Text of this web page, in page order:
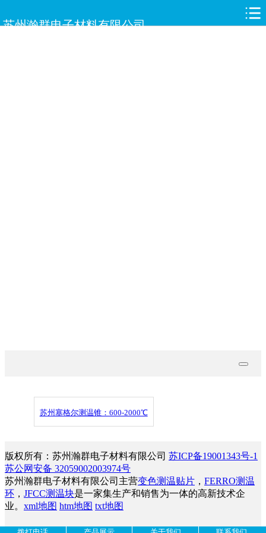
苏州瀚群电子材料有限公司
网站首页
苏州塞格尔测温锥：600-2000℃
版权所有：苏州瀚群电子材料有限公司 苏ICP备19001343号-1
苏公网安备 32059002003974号
苏州瀚群电子材料有限公司主营变色测温贴片 ， FERRO测温
环 ， JFCC测温块是一家集生产和销售为一体的高新技术企
业。 xml地图 htm地图 txt地图